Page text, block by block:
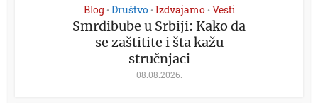
Blog • Društvo • Izdvajamo • Vesti
Smrdibube u Srbiji: Kako da
se zaštitite i šta kažu
stručnjaci
08.08.2026.